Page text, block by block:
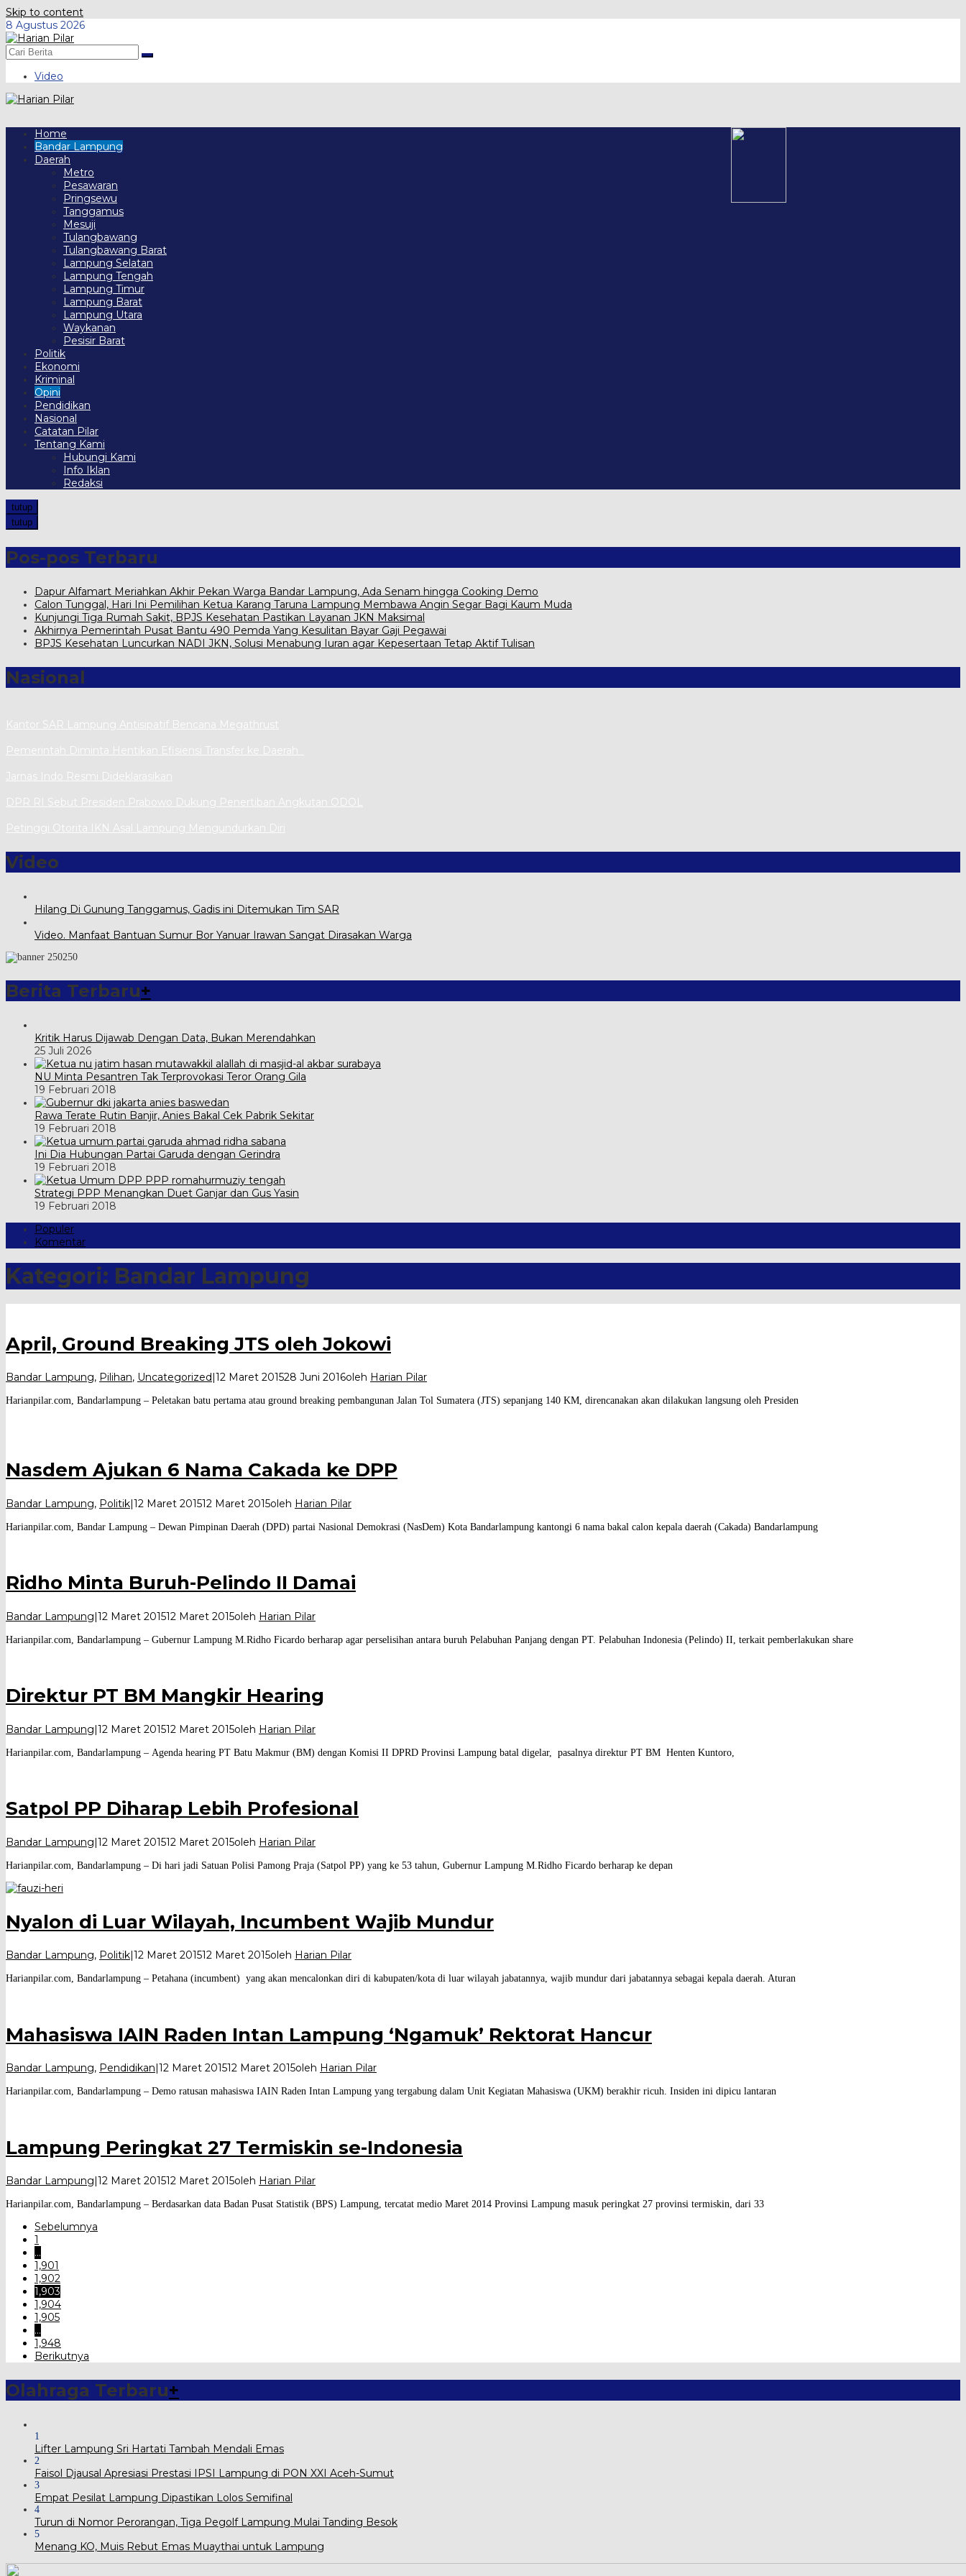
Skip to content
8 Agustus 2026
Video
Home
Bandar Lampung
Daerah
Metro
Pesawaran
Pringsewu
Tanggamus
Mesuji
Tulangbawang
Tulangbawang Barat
Lampung Selatan
Lampung Tengah
Lampung Timur
Lampung Barat
Lampung Utara
Waykanan
Pesisir Barat
Politik
Ekonomi
Kriminal
Opini
Pendidikan
Nasional
Catatan Pilar
Tentang Kami
Hubungi Kami
Info Iklan
Redaksi
tutup
tutup
Pos-pos Terbaru
Dapur Alfamart Meriahkan Akhir Pekan Warga Bandar Lampung, Ada Senam hingga Cooking Demo
Calon Tunggal, Hari Ini Pemilihan Ketua Karang Taruna Lampung Membawa Angin Segar Bagi Kaum Muda
Kunjungi Tiga Rumah Sakit, BPJS Kesehatan Pastikan Layanan JKN Maksimal
Akhirnya Pemerintah Pusat Bantu 490 Pemda Yang Kesulitan Bayar Gaji Pegawai
BPJS Kesehatan Luncurkan NADI JKN, Solusi Menabung Iuran agar Kepesertaan Tetap Aktif Tulisan
Nasional
Kantor SAR Lampung Antisipatif Bencana Megathrust
Pemerintah Diminta Hentikan Efisiensi Transfer ke Daerah
Jarnas Indo Resmi Dideklarasikan
DPR RI Sebut Presiden Prabowo Dukung Penertiban Angkutan ODOL
Petinggi Otorita IKN Asal Lampung Mengundurkan Diri
Video
Hilang Di Gunung Tanggamus, Gadis ini Ditemukan Tim SAR
Video. Manfaat Bantuan Sumur Bor Yanuar Irawan Sangat Dirasakan Warga
Berita Terbaru+
Kritik Harus Dijawab Dengan Data, Bukan Merendahkan
25 Juli 2026
NU Minta Pesantren Tak Terprovokasi Teror Orang Gila
19 Februari 2018
Rawa Terate Rutin Banjir, Anies Bakal Cek Pabrik Sekitar
19 Februari 2018
Ini Dia Hubungan Partai Garuda dengan Gerindra
19 Februari 2018
Strategi PPP Menangkan Duet Ganjar dan Gus Yasin
19 Februari 2018
Populer
Komentar
Kategori: Bandar Lampung
April, Ground Breaking JTS oleh Jokowi
Bandar Lampung, Pilihan, Uncategorized 12 Maret 201528 Juni 2016oleh Harian Pilar
Harianpilar.com, Bandarlampung – Peletakan batu pertama atau ground breaking pembangunan Jalan Tol Sumatera (JTS) sepanjang 140 KM, direncanakan akan dilakukan langsung oleh Presiden
Nasdem Ajukan 6 Nama Cakada ke DPP
Bandar Lampung, Politik|12 Maret 201512 Maret 2015oleh Harian Pilar
Harianpilar.com, Bandar Lampung – Dewan Pimpinan Daerah (DPD) partai Nasional Demokrasi (NasDem) Kota Bandarlampung kantongi 6 nama bakal calon kepala daerah (Cakada) Bandarlampung
Ridho Minta Buruh-Pelindo II Damai
Bandar Lampung|12 Maret 201512 Maret 2015oleh Harian Pilar
Harianpilar.com, Bandarlampung – Gubernur Lampung M.Ridho Ficardo berharap agar perselisihan antara buruh Pelabuhan Panjang dengan PT. Pelabuhan Indonesia (Pelindo) II, terkait pemberlakukan share
Direktur PT BM Mangkir Hearing
Bandar Lampung|12 Maret 201512 Maret 2015oleh Harian Pilar
Harianpilar.com, Bandarlampung – Agenda hearing PT Batu Makmur (BM) dengan Komisi II DPRD Provinsi Lampung batal digelar, pasalnya direktur PT BM Henten Kuntoro,
Satpol PP Diharap Lebih Profesional
Bandar Lampung|12 Maret 201512 Maret 2015oleh Harian Pilar
Harianpilar.com, Bandarlampung – Di hari jadi Satuan Polisi Pamong Praja (Satpol PP) yang ke 53 tahun, Gubernur Lampung M.Ridho Ficardo berharap ke depan
Nyalon di Luar Wilayah, Incumbent Wajib Mundur
Bandar Lampung, Politik|12 Maret 201512 Maret 2015oleh Harian Pilar
Harianpilar.com, Bandarlampung – Petahana (incumbent) yang akan mencalonkan diri di kabupaten/kota di luar wilayah jabatannya, wajib mundur dari jabatannya sebagai kepala daerah. Aturan
Mahasiswa IAIN Raden Intan Lampung ‘Ngamuk’ Rektorat Hancur
Bandar Lampung, Pendidikan|12 Maret 201512 Maret 2015oleh Harian Pilar
Harianpilar.com, Bandarlampung – Demo ratusan mahasiswa IAIN Raden Intan Lampung yang tergabung dalam Unit Kegiatan Mahasiswa (UKM) berakhir ricuh. Insiden ini dipicu lantaran
Lampung Peringkat 27 Termiskin se-Indonesia
Bandar Lampung 12 Maret 201512 Maret 2015oleh Harian Pilar
Harianpilar.com, Bandarlampung – Berdasarkan data Badan Pusat Statistik (BPS) Lampung, tercatat medio Maret 2014 Provinsi Lampung masuk peringkat 27 provinsi termiskin, dari 33
Sebelumnya
1
…
1,901
1,902
1,903
1,904
1,905
…
1,948
Berikutnya
Olahraga Terbaru+
1
Lifter Lampung Sri Hartati Tambah Mendali Emas
2
Faisol Djausal Apresiasi Prestasi IPSI Lampung di PON XXI Aceh-Sumut
3
Empat Pesilat Lampung Dipastikan Lolos Semifinal
4
Turun di Nomor Perorangan, Tiga Pegolf Lampung Mulai Tanding Besok
5
Menang KO, Muis Rebut Emas Muaythai untuk Lampung